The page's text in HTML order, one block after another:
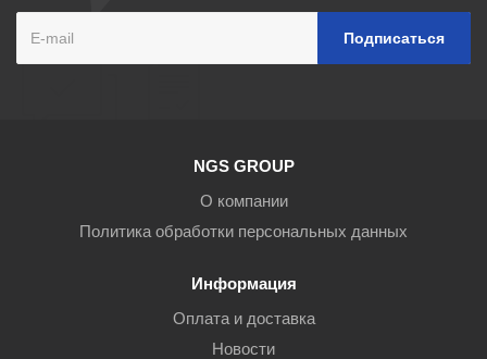
NGS GROUP
О компании
Политика обработки персональных данных
Информация
Оплата и доставка
Новости